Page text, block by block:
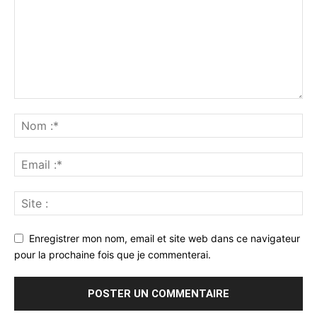
Enregistrer mon nom, email et site web dans ce navigateur
pour la prochaine fois que je commenterai.